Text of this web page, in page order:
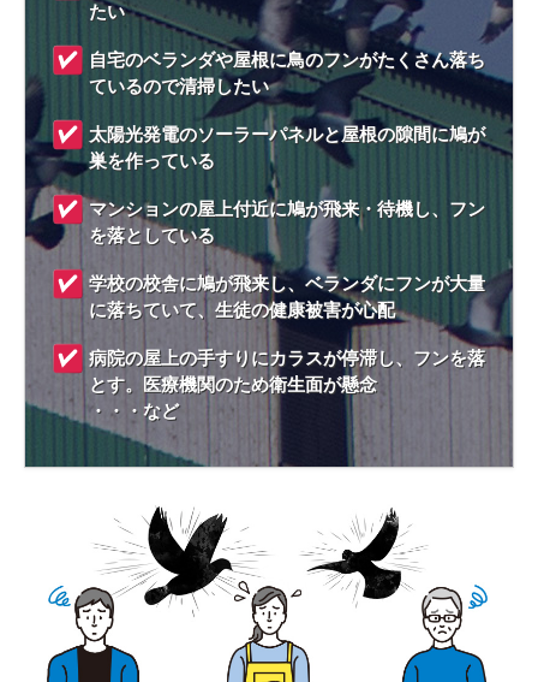
たい
自宅のベランダや屋根に鳥のフンがたくさん落ち
ているので清掃したい
太陽光発電のソーラーパネルと屋根の隙間に鳩が
巣を作っている
マンションの屋上付近に鳩が飛来・待機し、フン
を落としている
学校の校舎に鳩が飛来し、ベランダにフンが大量
に落ちていて、生徒の健康被害が心配
病院の屋上の手すりにカラスが停滞し、フンを落
とす。医療機関のため衛生面が懸念
・・・など